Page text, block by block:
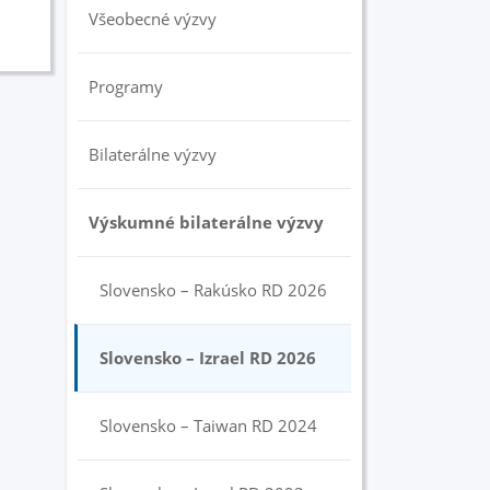
Všeobecné výzvy
Programy
Bilaterálne výzvy
Výskumné bilaterálne výzvy
Slovensko – Rakúsko RD 2026
Slovensko – Izrael RD 2026
Slovensko – Taiwan RD 2024